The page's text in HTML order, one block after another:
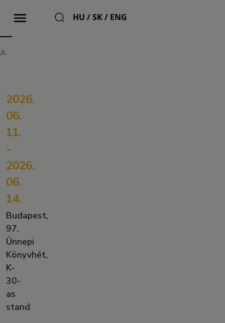
HU /SK/ ENG
2026.
06.
11.
-
2026.
06.
14.
Budapest,
97.
Ünnepi
Könyvhét,
K-
30-
as
stand